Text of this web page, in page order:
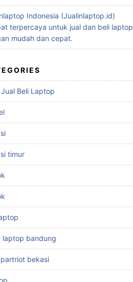
Indonesia (Jualinlaptop.id)
terpercaya untuk jual dan beli laptop
mudah dan cepat.
Jual Beli Laptop
timur
laptop bandung
bekasi